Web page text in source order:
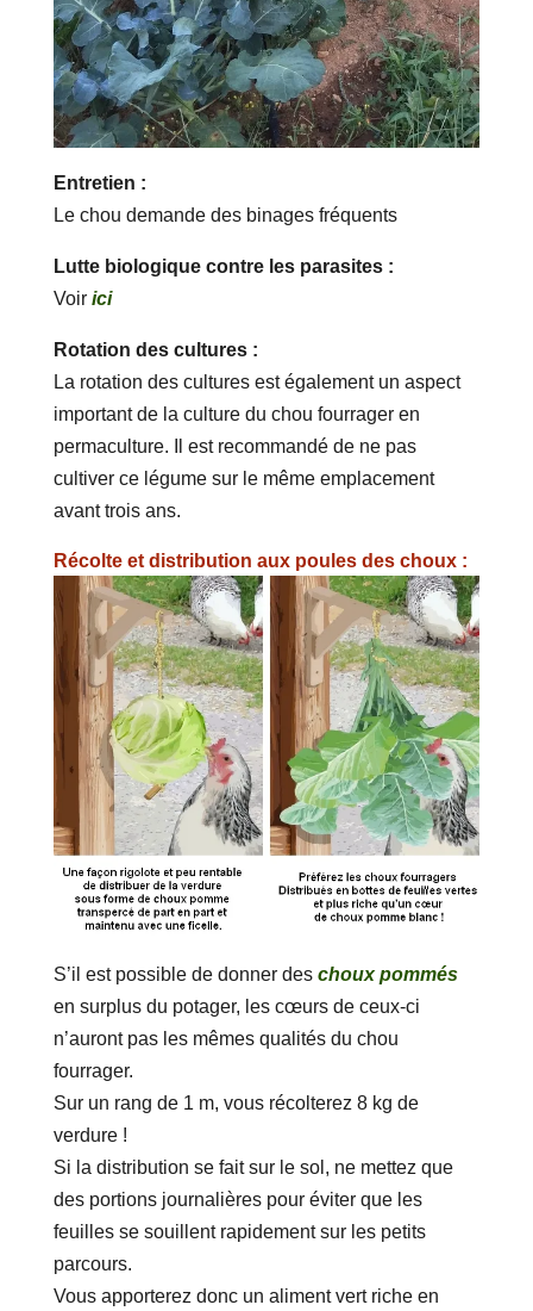
Entretien :
Le chou demande des binages fréquents
Lutte biologique contre les parasites :
Voirici
Rotation des cultures :
La rotation des cultures est également un aspect
important de la culture du chou fourrager en
permaculture. Il est recommandé de ne pas
cultiver ce légume sur le même emplacement
avant trois ans.
Récolte et distribution aux poules des choux :
S’il est possible de donner des choux pommés
en surplus du potager, les cœurs de ceux-ci
n’auront pas les mêmes qualités du chou
fourrager.
Sur un rang de 1 m, vous récolterez 8 kg de
verdure !
Si la distribution se fait sur le sol, ne mettez que
des portions journalières pour éviter que les
feuilles se souillent rapidement sur les petits
parcours.
Vous apporterez donc un aliment vert riche en